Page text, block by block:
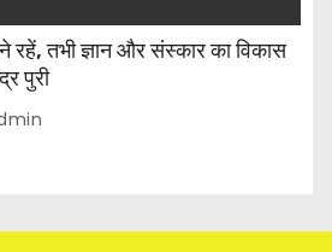
रहें, तभी ज्ञान और संस्कार का विकास
पुरी